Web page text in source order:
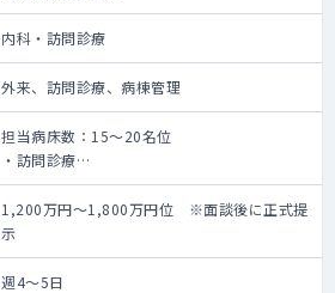
内科・訪問診療
外来、訪問診療、病棟管理
担当病床数：15～20名位
・訪問診療
・一般内科外来診察
・病棟主治医業務
1,200万円～1,800万円位 ※面談後に正式提
示
週4～5日